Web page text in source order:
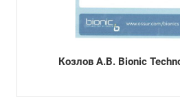
Козлов А.В. Bionic